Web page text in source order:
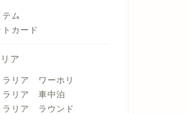
ム
カード
ア
ラリア ワーホリ
ラリア 車中泊
ラリア ラウンド